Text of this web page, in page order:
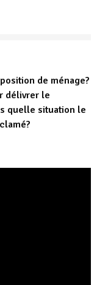
de ménage?
délivrer le
quelle situation le